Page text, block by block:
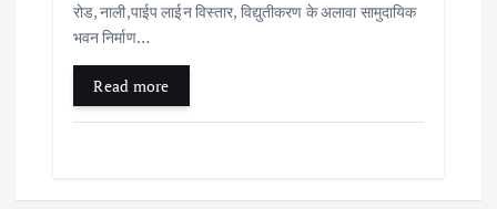
रोड, नाली,पाईप लाईन विस्तार, विद्युतीकरण के अलावा सामुदायिक
भवन निर्माण…
Read more